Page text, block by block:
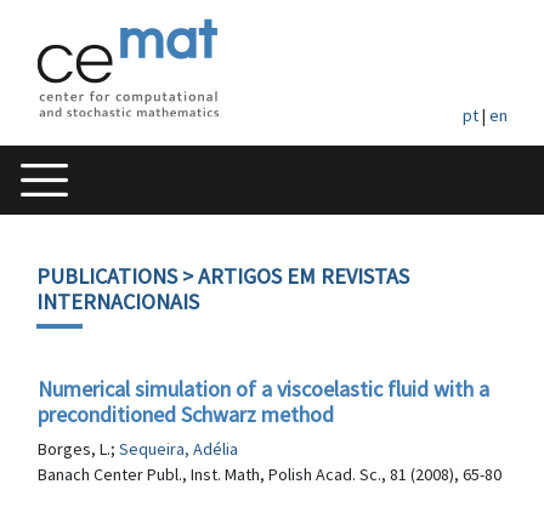
pt| en
PUBLICATIONS> ARTIGOS EM REVISTAS
INTERNACIONAIS
Numerical simulation of a viscoelastic fluid with a
preconditioned Schwarz method
Borges, L.; Sequeira, Adélia
Banach Center Publ., Inst. Math, Polish Acad. Sc., 81 (2008), 65-80